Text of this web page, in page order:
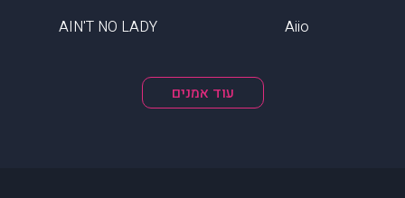
Aiio
AIN'T NO LADY
עוד אמנים